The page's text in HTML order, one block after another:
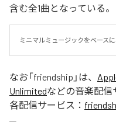
含む全1曲となっている。
ミニマルミュージックをベース
なお「friendship 」は、
Unlimitedなどの音楽配信
各配信サービス：